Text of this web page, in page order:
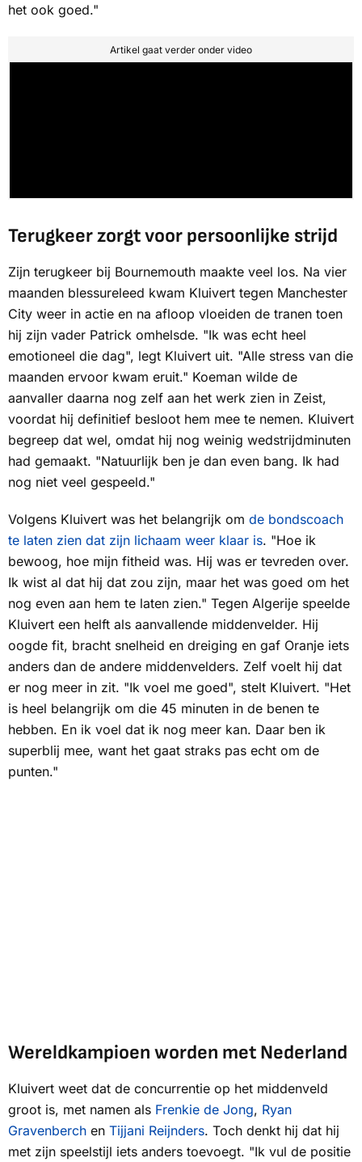
het ook goed."
Artikel gaat verder onder video
Terugkeer zorgt voor persoonlijke strijd
Zijn terugkeer bij Bournemouth maakte veel los. Na vier
maanden blessureleed kwam Kluivert tegen Manchester
City weer in actie en na afloop vloeiden de tranen toen
hij zijn vader Patrick omhelsde. "Ik was echt heel
emotioneel die dag", legt Kluivert uit. "Alle stress van die
maanden ervoor kwam eruit." Koeman wilde de
aanvaller daarna nog zelf aan het werk zien in Zeist,
voordat hij definitief besloot hem mee te nemen. Kluivert
begreep dat wel, omdat hij nog weinig wedstrijdminuten
had gemaakt. "Natuurlijk ben je dan even bang. Ik had
nog niet veel gespeeld."
Volgens Kluivert was het belangrijk om de bondscoach
te laten zien dat zijn lichaam weer klaar is. "Hoe ik
bewoog, hoe mijn fitheid was. Hij was er tevreden over.
Ik wist al dat hij dat zou zijn, maar het was goed om het
nog even aan hem te laten zien." Tegen Algerije speelde
Kluivert een helft als aanvallende middenvelder. Hij
oogde fit, bracht snelheid en dreiging en gaf Oranje iets
anders dan de andere middenvelders. Zelf voelt hij dat
er nog meer in zit. "Ik voel me goed", stelt Kluivert. "Het
is heel belangrijk om die 45 minuten in de benen te
hebben. En ik voel dat ik nog meer kan. Daar ben ik
superblij mee, want het gaat straks pas echt om de
punten."
Wereldkampioen worden met Nederland
Kluivert weet dat de concurrentie op het middenveld
groot is, met namen als Frenkie de Jong, Ryan
Gravenberch en Tijjani Reijnders. Toch denkt hij dat hij
met zijn speelstijl iets anders toevoegt. "Ik vul de positie